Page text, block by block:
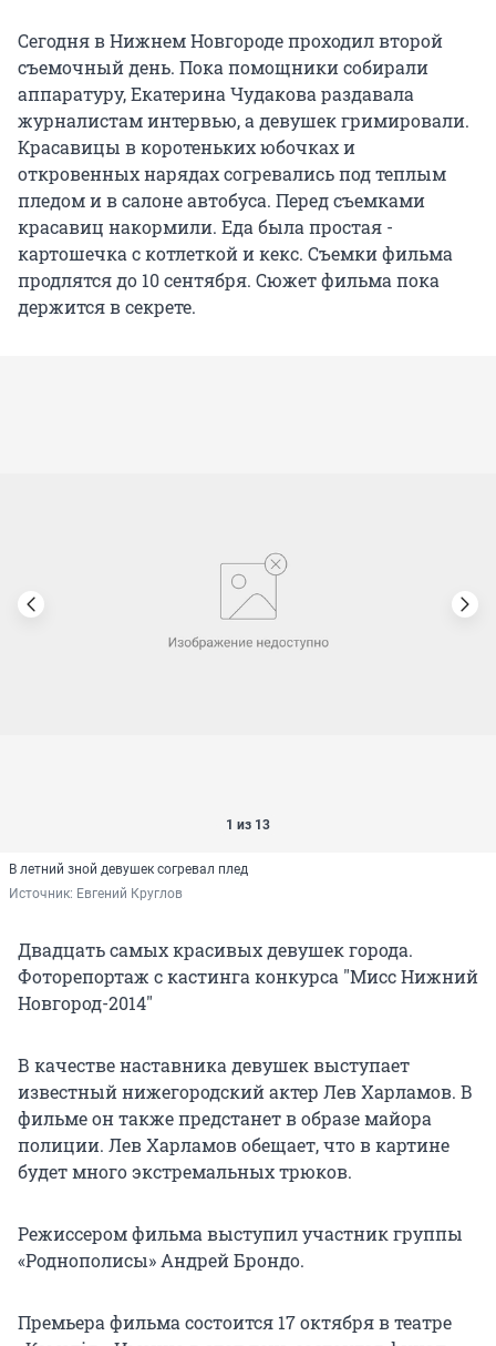
Сегодня в Нижнем Новгороде проходил второй
съемочный день. Пока помощники собирали
аппаратуру, Екатерина Чудакова раздавала
журналистам интервью, а девушек гримировали.
Красавицы в коротеньких юбочках и
откровенных нарядах согревались под теплым
пледом и в салоне автобуса. Перед съемками
красавиц накормили. Еда была простая -
картошечка с котлеткой и кекс. Съемки фильма
продлятся до 10 сентября. Сюжет фильма пока
держится в секрете.
1 из 13
В летний зной девушек согревал плед
Источник: Евгений Круглов
Двадцать самых красивых девушек города.
Фоторепортаж с кастинга конкурса "Мисс Нижний
Новгород-2014"
В качестве наставника девушек выступает
известный нижегородский актер Лев Харламов. В
фильме он также предстанет в образе майора
полиции. Лев Харламов обещает, что в картине
будет много экстремальных трюков.
Режиссером фильма выступил участник группы
«Роднополисы» Андрей Брондо.
Премьера фильма состоится 17 октября в театре